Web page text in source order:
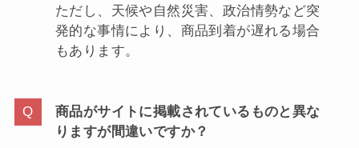
ただし、天候や自然災害、政治情勢など突
発的な事情により、商品到着が遅れる場合
もあります。
商品がサイトに掲載されているものと異な
りますが間違いですか？